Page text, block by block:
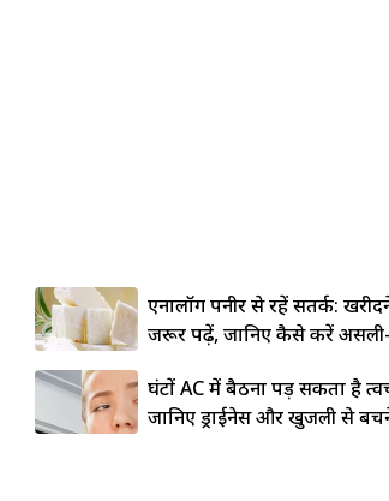
एनालॉग पनीर से रहें सतर्क:
जरूर पढ़ें, जानिए कैसे करें
घंटों AC में बैठना पड़ सकता है
जानिए ड्राईनेस और खुजली से